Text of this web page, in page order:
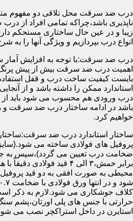
درب ضد سرقت محل تلاقی دو مفهوم
ناپذیری باشد،چراکه تمامی افراد از
زیبا و در عین حال ساختاری مستحکم
انواع درب بپردازیم و ویژگی آنها را به
درب ضد سرقت:با توجه به افزایش آمار
اهمیت درب ضد سرقت بیش از پیش
بایست کیفیت ساخت درب و قفل استفاده
استاندارد ممکن را داشته باشد و از
درب ورودی هم محسوب می شود باید از
باشد در ادامه ساختار درب ضد سرقت و
خواهیم کرد.
ساختار استاندارد درب ضد
پروفیل های فولادی ساخته می
ضخامت درب تعیین می گردد)،سپس به
برابر خمش،۳ الی ۴ قید
محیطی به صورت افقی به دو قید
کلاف جوشکاری می شود.لازم به ذکر
حرارتی با جنس های پلی اورتان،پشم
استایرن در داخل استراکچر نصب می